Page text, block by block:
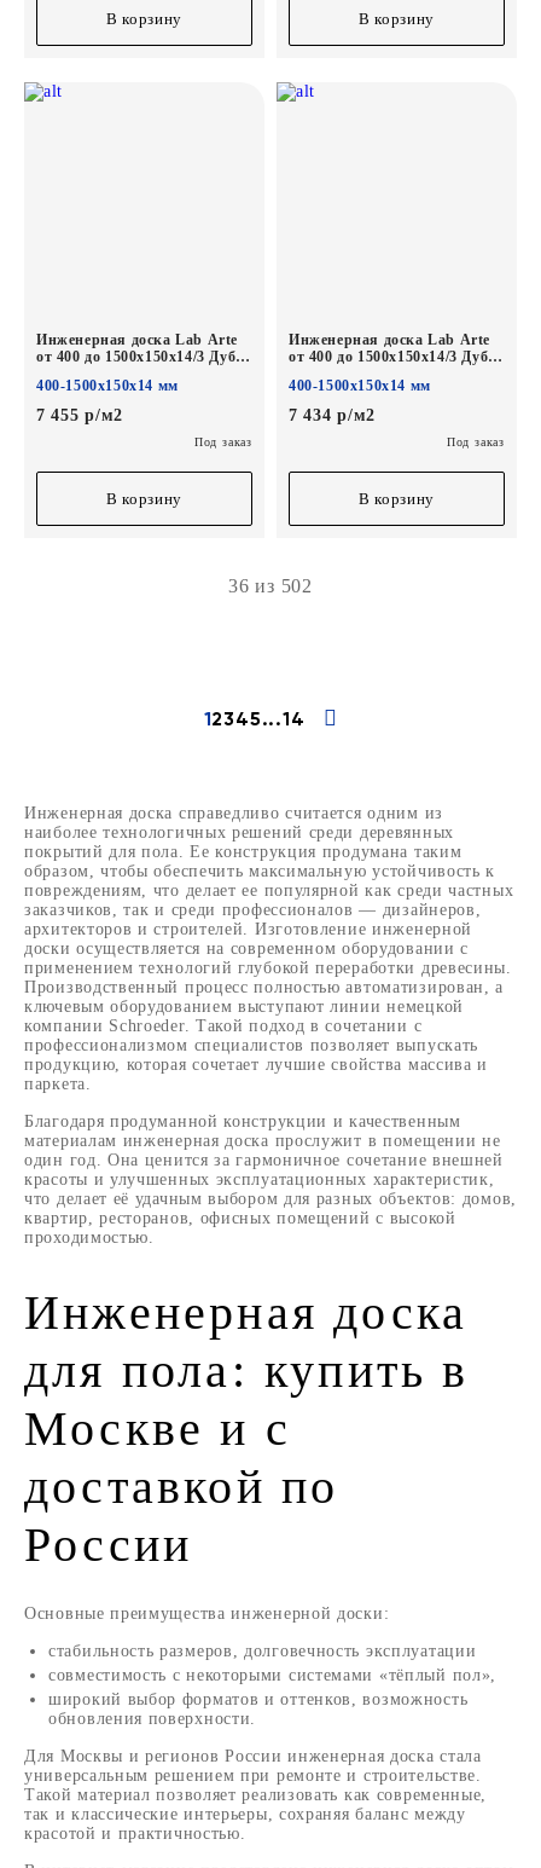
В корзину В корзину
Инженерная доска Lab Arte
от 400 до 1500х150х14/3 Дуб
400-1500х150х14 мм
7 455 р/м2
Под заказ
В корзину
Инженерная доска Lab Arte
от 400 до 1500х150х14/3 Дуб
400-1500х150х14 мм
7 434 р/м2
Под заказ
В корзину
36 из 502
12345...14
Инженерная доска справедливо считается одним из
наиболее технологичных решений среди деревянных
покрытий для пола. Ее конструкция продумана таким
образом, чтобы обеспечить максимальную устойчивость к
повреждениям, что делает ее популярной как среди частных
заказчиков, так и среди профессионалов — дизайнеров,
архитекторов и строителей. Изготовление инженерной
доски осуществляется на современном оборудовании с
применением технологий глубокой переработки древесины.
Производственный процесс полностью автоматизирован, а
ключевым оборудованием выступают линии немецкой
компании Schroeder. Такой подход в сочетании с
профессионализмом специалистов позволяет выпускать
продукцию, которая сочетает лучшие свойства массива и
паркета.
Благодаря продуманной конструкции и качественным
материалам инженерная доска прослужит в помещении не
один год. Она ценится за гармоничное сочетание внешней
красоты и улучшенных эксплуатационных характеристик,
что делает её удачным выбором для разных объектов: домов,
квартир, ресторанов, офисных помещений с высокой
проходимостью.
Инженерная доска
для пола: купить в
Москве и с
доставкой по
России
Основные преимущества инженерной доски:
стабильность размеров, долговечность эксплуатации
совместимость с некоторыми системами «тёплый пол»,
широкий выбор форматов и оттенков, возможность
обновления поверхности.
Для Москвы и регионов России инженерная доска стала
универсальным решением при ремонте и строительстве.
Такой материал позволяет реализовать как современные,
так и классические интерьеры, сохраняя баланс между
красотой и практичностью.